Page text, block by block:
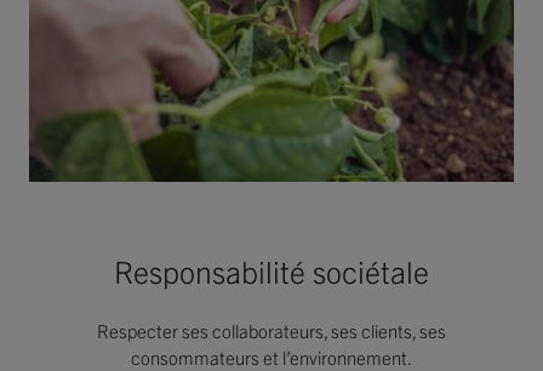
Responsabilité sociétale
Respecter ses collaborateurs, ses clients, ses
consommateurs et l’environnement.